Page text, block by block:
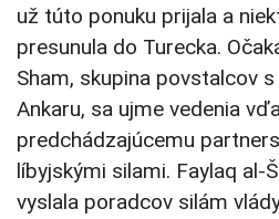
už túto ponuku prijala a
presunula do Turecka.
Sham, skupina povstalcov
Ankaru, sa ujme vedenia
predchádzajúcemu
líbyjskými silami. Faylaq al-
vyslala poradcov silám